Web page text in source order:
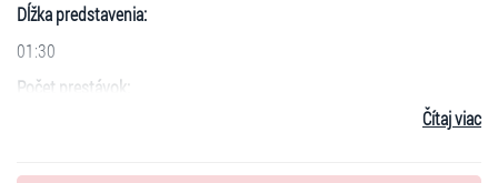
Dĺžka predstavenia:
01:30
Počet prestávok:
Čítaj viac